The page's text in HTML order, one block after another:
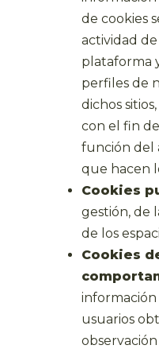
de cookies
actividad de
plataforma
perfiles de
dichos
con el fin
función del
que hacen
Cookies
gestión, de
de los
Cookies
usuarios